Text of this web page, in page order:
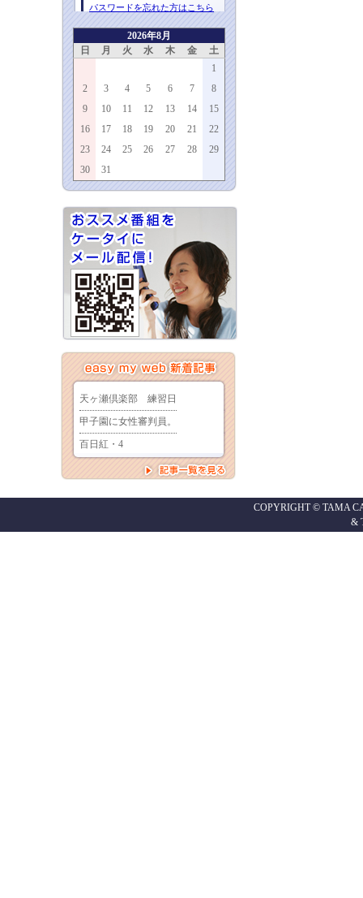
パスワードを忘れた方はこちら
2026年8月
日
月 火 水 木 金
土
1
2
3 4 5 6 7
8
9
10 11 12 13 14
15
16
17 18 19 20 21
22
23
24 25 26 27 28
29
30
31
COPYRIGHT © TAMA
&